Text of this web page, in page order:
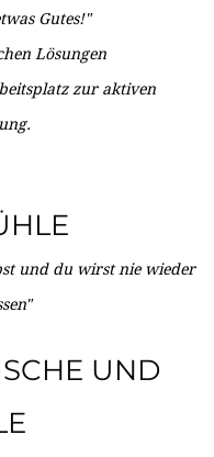
Gutes!"
Lösungen
zur aktiven
und du wirst nie wieder
UND